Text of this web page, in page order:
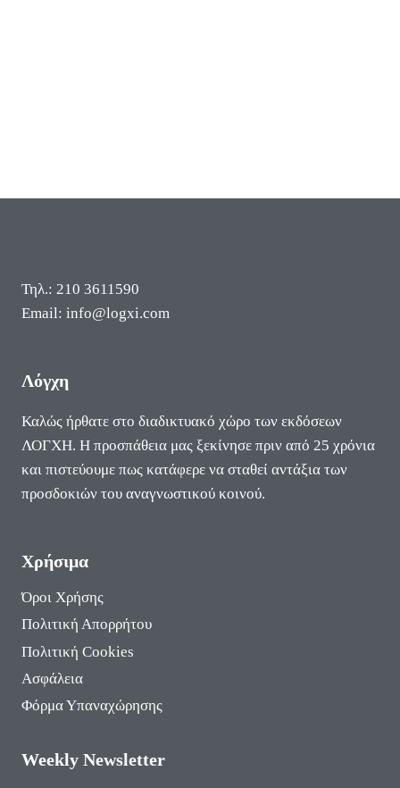
Τηλ.: 210 3611590
Email: info@logxi.com
Λόγχη
Καλώς ήρθατε στο διαδικτυακό χώρο των εκδόσεων
ΛΟΓΧΗ. Η προσπάθεια μας ξεκίνησε πριν από 25 χρόνια
και πιστεύουμε πως κατάφερε να σταθεί αντάξια των
προσδοκιών του αναγνωστικού κοινού.
Χρήσιμα
Όροι Χρήσης
Πολιτική Απορρήτου
Πολιτική Cookies
Ασφάλεια
Φόρμα Υπαναχώρησης
Weekly Newsletter